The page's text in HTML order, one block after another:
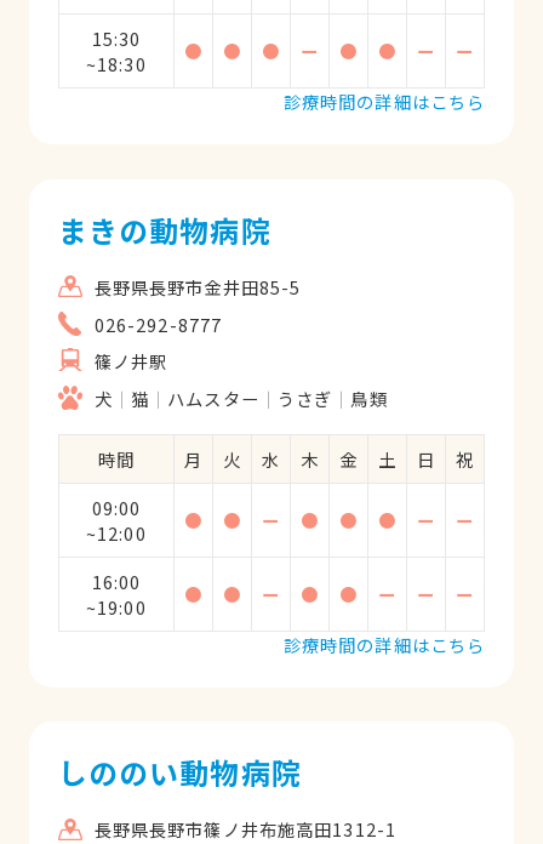
15:30
~18:30
● ● ● ー ● ● ー
ー
診療時間の詳細はこちら
まきの動物病院
長野県長野市金井田85-5
026-292-8777
篠ノ井駅
犬
猫 ハムスター うさぎ 鳥類
時間 月 火 水 木 金 土 日
祝
09:00
~12:00
● ● ー ● ● ● ー ー
16:00
~19:00
● ● ー ● ● ー ー
ー
診療時間の詳細はこちら
しののい動物病院
長野県長野市篠ノ井布施高田1312-1